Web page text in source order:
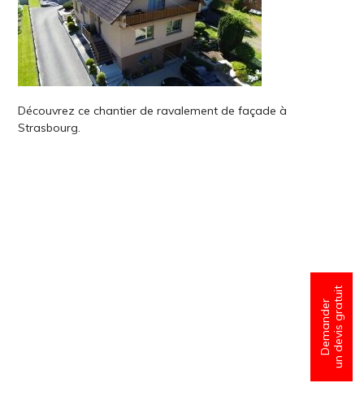
Demanderun devis gratuit
Découvrez ce chantier de ravalement de façade à
Strasbourg.